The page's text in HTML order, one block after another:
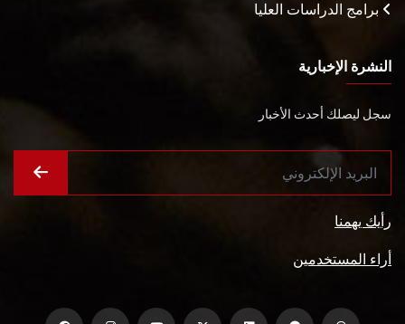
برامج الدراسات العليا
النشرة الإخبارية
سجل ليصلك أحدث الأخبار
رأيك يهمنا
أراء المستخدمين